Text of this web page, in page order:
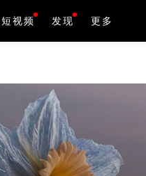
短视频 发现 更多
图文作品